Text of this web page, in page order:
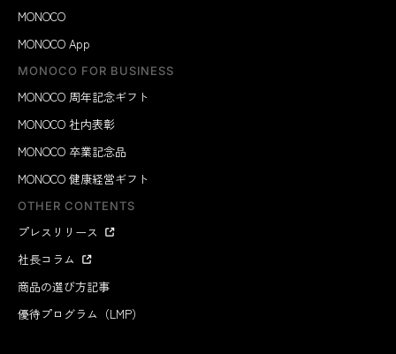
MONOCO
MONOCO App
MONOCO FOR BUSINESS
MONOCO 周年記念ギフト
MONOCO 社内表彰
MONOCO 卒業記念品
MONOCO 健康経営ギフト
OTHER CONTENTS
プレスリリース
社長コラム
商品の選び方記事
優待プログラム（LMP）